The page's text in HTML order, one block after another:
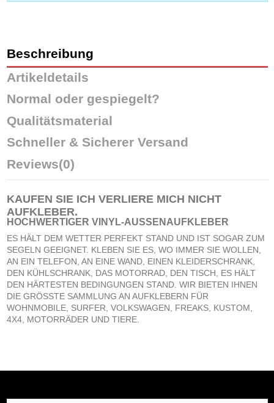
Beschreibung
Artikeldetails
Normal oder gespiegelt?
Qualitätsmaterial
Schneller & Sicherer Versand
Reviews(0)
KAUFEN SIE ICH VERLIERE MICH NICHT
AUFKLEBER.
HOCHWERTIGER VINYL-AUSSENAUFKLEBER
ES HÄLT DEM WETTER PERFEKT STAND UND IST SOGAR ZUM
SEGELN GEEIGNET. KLEBEN SIE ES, WO IMMER SIE WOLLEN,
AN EIN TELEFON, AN EINE WAND, EINEN KLEIDERSCHRANK,
DEN KÜHLSCHRANK, DAS MOTORRAD, DEN TISCH, ES HÄLT
DEN HÄRTESTEN BEDINGUNGEN STAND. WIR BIETEN IHNEN
DIE GRÖSSTE SAMMLUNG AN AUFKLEBERN FÜR
WOHNMOBILE, SURFER, VOLKSWAGEN, FREAKS, KUSTOM,
4X4, MOTORRÄDER UND TIERE.